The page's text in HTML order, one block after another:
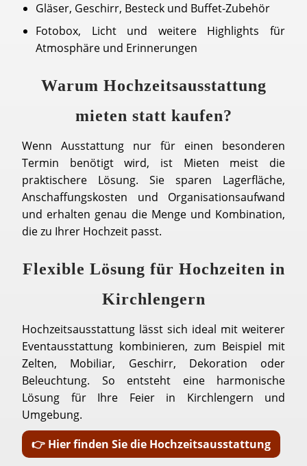
Gläser, Geschirr, Besteck und Buffet-Zubehör
Fotobox, Licht und weitere Highlights für
Atmosphäre und Erinnerungen
Warum Hochzeitsausstattung
mieten statt kaufen?
Wenn Ausstattung nur für einen besonderen
Termin benötigt wird, ist Mieten meist die
praktischere Lösung. Sie sparen Lagerfläche,
Anschaffungskosten und Organisationsaufwand
und erhalten genau die Menge und Kombination,
die zu Ihrer Hochzeit passt.
Flexible Lösung für Hochzeiten in
Kirchlengern
Hochzeitsausstattung lässt sich ideal mit weiterer
Eventausstattung kombinieren, zum Beispiel mit
Zelten, Mobiliar, Geschirr, Dekoration oder
Beleuchtung. So entsteht eine harmonische
Lösung für Ihre Feier in Kirchlengern und
Umgebung.
👉 Hier finden Sie die Hochzeitsausstattung